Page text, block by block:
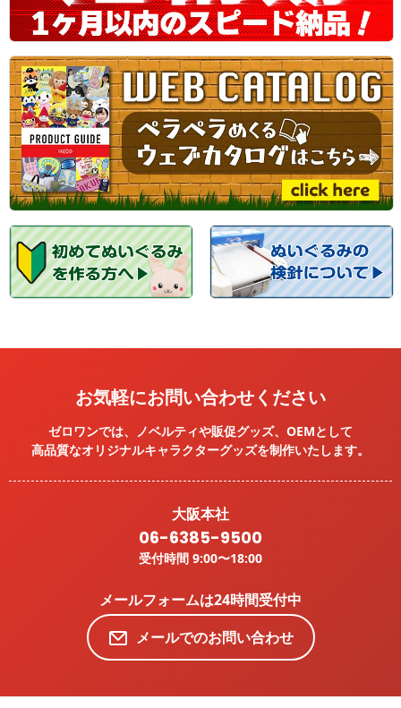
お気軽にお問い合わせください
ゼロワンでは、ノベルティや販促グッズ、OEMとして
高品質なオリジナルキャラクターグッズを制作いたします。
大阪本社
06-6385-9500
受付時間 9:00〜18:00
メールフォームは24時間受付中
メールでのお問い合わせ